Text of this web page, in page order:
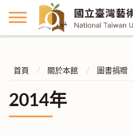
首頁 關於本館 圖書捐贈
2014年